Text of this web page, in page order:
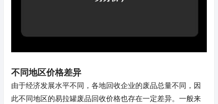
不同地区价格差异
由于经济发展水平不同，各地回收企业的废品总量不同，因
此不同地区的易拉罐废品回收价格也存在一定差异。一般来